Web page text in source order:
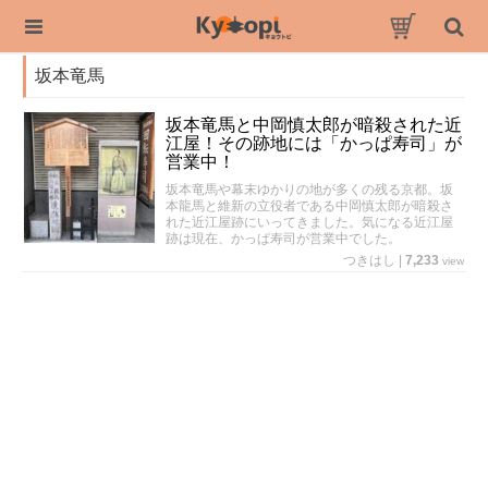
坂本竜馬
坂本竜馬と中岡慎太郎が暗殺された近
江屋！その跡地には「かっぱ寿司」が
営業中！
坂本竜馬や幕末ゆかりの地が多くの残る京都。坂
本龍馬と維新の立役者である中岡慎太郎が暗殺さ
れた近江屋跡にいってきました。気になる近江屋
跡は現在、かっぱ寿司が営業中でした。
つきはし
7,233 view